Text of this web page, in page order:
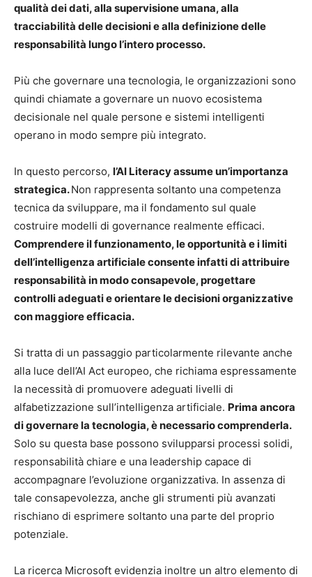
qualità dei dati, alla supervisione umana, alla
tracciabilità delle decisioni e alla definizione delle
responsabilità lungo l’intero processo.
Più che governare una tecnologia, le organizzazioni sono
quindi chiamate a governare un nuovo ecosistema
decisionale nel quale persone e sistemi intelligenti
operano in modo sempre più integrato.
In questo percorso, l’AI Literacy assume un’importanza
strategica.Non rappresenta soltanto una competenza
tecnica da sviluppare, ma il fondamento sul quale
costruire modelli di governance realmente efficaci.
Comprendere il funzionamento, le opportunità e i limiti
dell’intelligenza artificiale consente infatti di attribuire
responsabilità in modo consapevole, progettare
controlli adeguati e orientare le decisioni organizzative
con maggiore efficacia.
Si tratta di un passaggio particolarmente rilevante anche
alla luce dell’AI Act europeo, che richiama espressamente
la necessità di promuovere adeguati livelli di
alfabetizzazione sull’intelligenza artificiale. Prima ancora
di governare la tecnologia, è necessario comprenderla.
Solo su questa base possono svilupparsi processi solidi,
responsabilità chiare e una leadership capace di
accompagnare l’evoluzione organizzativa. In assenza di
tale consapevolezza, anche gli strumenti più avanzati
rischiano di esprimere soltanto una parte del proprio
potenziale.
La ricerca Microsoft evidenzia inoltre un altro elemento di